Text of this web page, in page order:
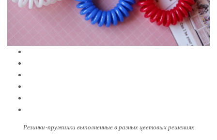
Резинки-пружинки выполненные в разных цветовых решениях